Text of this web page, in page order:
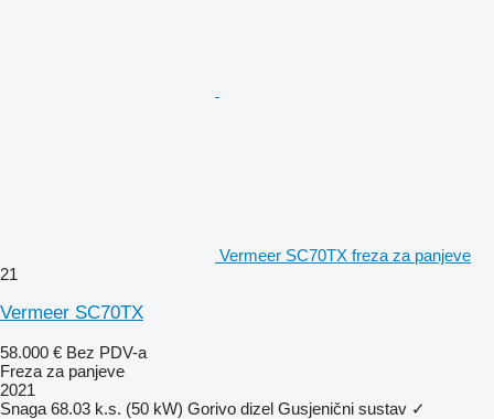
Vermeer SC70TX freza za panjeve
21
Vermeer SC70TX
58.000 € Bez PDV-a
Freza za panjeve
2021
Snaga 68.03 k.s. (50 kW) Gorivo dizel Gusjenični sustav ✓